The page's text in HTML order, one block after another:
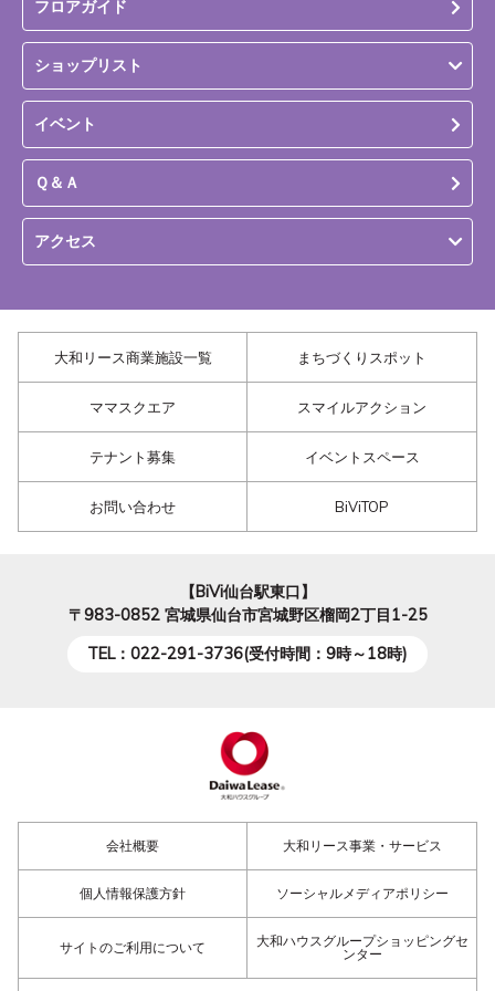
フロアガイド
ショップリスト
イベント
Ｑ＆Ａ
アクセス
大和リース商業施設一覧 まちづくりスポット
ママスクエア スマイルアクション
テナント募集 イベントスペース
お問い合わせ BiViTOP
【BiVi仙台駅東口】
〒983-0852 宮城県仙台市宮城野区榴岡2丁目1-25
TEL：022-291-3736(受付時間：9時～18時)
会社概要 大和リース事業・サービス
個人情報保護方針 ソーシャルメディアポリシー
サイトのご利用について
大和ハウスグループショッピングセ
ンター